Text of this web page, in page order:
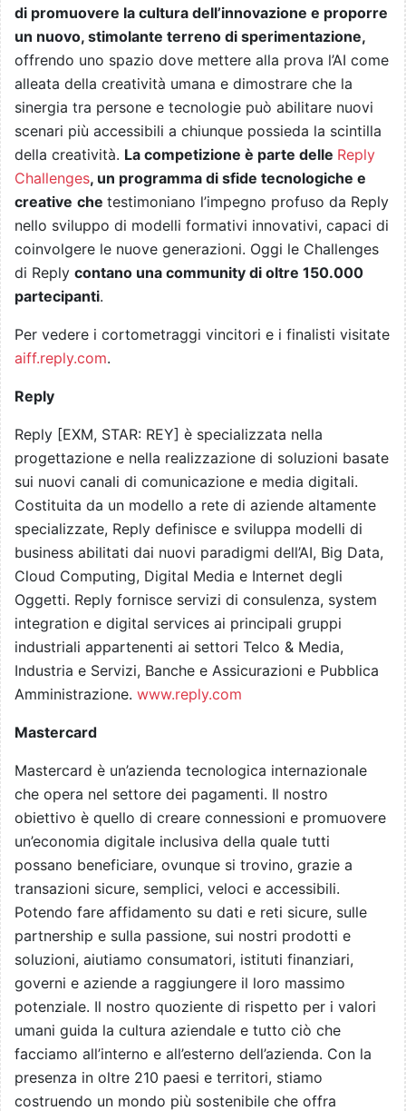
di promuovere la cultura dell’innovazione e proporre
un nuovo, stimolante terreno di sperimentazione,
offrendo uno spazio dove mettere alla prova l’AI come
alleata della creatività umana e dimostrare che la
sinergia tra persone e tecnologie può abilitare nuovi
scenari più accessibili a chiunque possieda la scintilla
della creatività. La competizione è parte delle Reply
Challenges, un programma di sfide tecnologiche e
creative che testimoniano l’impegno profuso da Reply
nello sviluppo di modelli formativi innovativi, capaci di
coinvolgere le nuove generazioni. Oggi le Challenges
di Reply contano una community di oltre 150.000
partecipanti.
Per vedere i cortometraggi vincitori e i finalisti visitate
aiff.reply.com.
Reply
Reply [EXM, STAR: REY] è specializzata nella
progettazione e nella realizzazione di soluzioni basate
sui nuovi canali di comunicazione e media digitali.
Costituita da un modello a rete di aziende altamente
specializzate, Reply definisce e sviluppa modelli di
business abilitati dai nuovi paradigmi dell’AI, Big Data,
Cloud Computing, Digital Media e Internet degli
Oggetti. Reply fornisce servizi di consulenza, system
integration e digital services ai principali gruppi
industriali appartenenti ai settori Telco & Media,
Industria e Servizi, Banche e Assicurazioni e Pubblica
Amministrazione. www.reply.com
Mastercard
Mastercard è un’azienda tecnologica internazionale
che opera nel settore dei pagamenti. Il nostro
obiettivo è quello di creare connessioni e promuovere
un’economia digitale inclusiva della quale tutti
possano beneficiare, ovunque si trovino, grazie a
transazioni sicure, semplici, veloci e accessibili.
Potendo fare affidamento su dati e reti sicure, sulle
partnership e sulla passione, sui nostri prodotti e
soluzioni, aiutiamo consumatori, istituti finanziari,
governi e aziende a raggiungere il loro massimo
potenziale. Il nostro quoziente di rispetto per i valori
umani guida la cultura aziendale e tutto ciò che
facciamo all’interno e all’esterno dell’azienda. Con la
presenza in oltre 210 paesi e territori, stiamo
costruendo un mondo più sostenibile che offra